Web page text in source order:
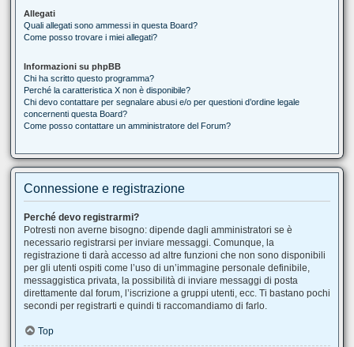
Allegati
Quali allegati sono ammessi in questa Board?
Come posso trovare i miei allegati?
Informazioni su phpBB
Chi ha scritto questo programma?
Perché la caratteristica X non è disponibile?
Chi devo contattare per segnalare abusi e/o per questioni d’ordine legale
concernenti questa Board?
Come posso contattare un amministratore del Forum?
Connessione e registrazione
Perché devo registrarmi?
Potresti non averne bisogno: dipende dagli amministratori se è
necessario registrarsi per inviare messaggi. Comunque, la
registrazione ti darà accesso ad altre funzioni che non sono disponibili
per gli utenti ospiti come l’uso di un’immagine personale definibile,
messaggistica privata, la possibilità di inviare messaggi di posta
direttamente dal forum, l’iscrizione a gruppi utenti, ecc. Ti bastano pochi
secondi per registrarti e quindi ti raccomandiamo di farlo.
Top